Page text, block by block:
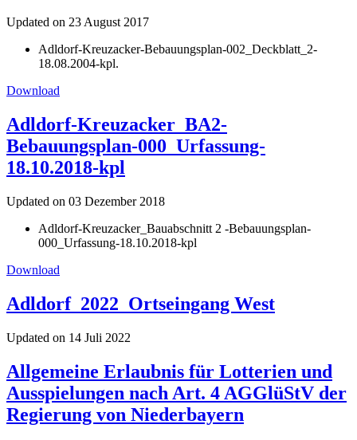
Updated on 23 August 2017
Adldorf-Kreuzacker-Bebauungsplan-002_Deckblatt_2-
18.08.2004-kpl.
Download
Adldorf-Kreuzacker_BA2-
Bebauungsplan-000_Urfassung-
18.10.2018-kpl
Updated on 03 Dezember 2018
Adldorf-Kreuzacker_Bauabschnitt 2 -Bebauungsplan-
000_Urfassung-18.10.2018-kpl
Download
Adldorf_2022_Ortseingang West
Updated on 14 Juli 2022
Allgemeine Erlaubnis für Lotterien und
Ausspielungen nach Art. 4 AGGlüStV der
Regierung von Niederbayern